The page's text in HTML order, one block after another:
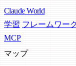
Claude World
学習 フレームワー
MCP
マップ